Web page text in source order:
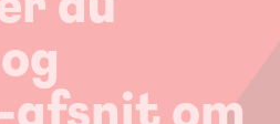
afsnit om